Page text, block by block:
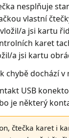
nesplňuje
vlastní
a jsi kartu
karet
a jsi kartu
chybě dochází
USB
je některý
čtečka karet i